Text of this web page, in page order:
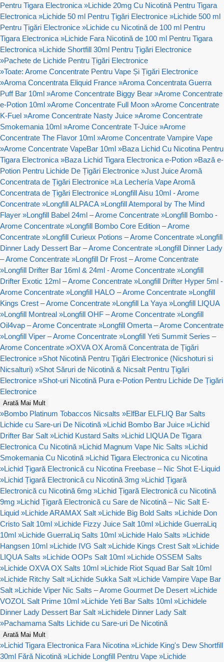
Pentru Tigara Electronica »Lichide 20mg Cu Nicotină Pentru Tigara
Electronica »Lichide 50 ml Pentru Țigări Electronice »Lichide 500 ml
Pentru Țigări Electronice »Lichide cu Nicotină de 100 ml Pentru
Tigara Electronica »Lichide Fara Nicotină de 100 ml Pentru Tigara
Electronica »Lichide Shortfill 30ml Pentru Țigări Electronice
»Pachete de Lichide Pentru Țigări Electronice
»Toate: Arome Concentrate Pentru Vape Și Țigări Electronice
»Aroma Concentrata Eliquid France »Aroma Concentrata Guerra
Puff Bar 10ml »Arome Concentrate Biggy Bear »Arome Concentrate
e-Potion 10ml »Arome Concentrate Full Moon »Arome Concentrate
K-Fuel »Arome Concentrate Nasty Juice »Arome Concentrate
Smokemania 10ml »Arome Concentrate T-Juice »Arome
Concentrate The Flavor 10ml »Arome Concentrate Vampire Vape
»Arome Concentrate VapeBar 10ml »Baza Lichid Cu Nicotina Pentru
Tigara Electronica »Baza Lichid Tigara Electronica e-Potion »Bază e-
Potion Pentru Lichide De Țigări Electronice »Just Juice Aromă
Concentrata de Țigări Electronice »La Lechería Vape Aromă
Concentrata de Țigări Electronice »Longfill Aisu 10ml - Arome
Concentrate »Longfill ALPACA »Longfill Atemporal by The Mind
Flayer »Longfill Babel 24ml – Arome Concentrate »Longfill Bombo -
Arome Concentrate »Longfill Bombo Core Edition – Arome
Concentrate »Longfill Curieux Potions – Arome Concentrate »Longfill
Dinner Lady Dessert Bar – Arome Concentrate »Longfill Dinner Lady
– Arome Concentrate »Longfill Dr Frost – Arome Concentrate
»Longfill Drifter Bar 16ml & 24ml - Arome Concentrate »Longfill
Drifter Exotic 12ml – Arome Concentrate »Longfill Drifter Hyper 5ml -
Arome Concentrate »Longfill HALO – Arome Concentrate »Longfill
Kings Crest – Arome Concentrate »Longfill La Yaya »Longfill LIQUA
»Longfill Montreal »Longfill OHF – Arome Concentrate »Longfill
Oil4vap – Arome Concentrate »Longfill Omerta – Arome Concentrate
»Longfill Viper – Arome Concentrate »Longfill Yeti Summit Series –
Arome Concentrate »OXVA OX Aromă Concentrata de Țigări
Electronice »Shot Nicotină Pentru Țigări Electronice (Nicshoturi si
Nicsalturi) »Shot Săruri de Nicotină & Nicsalt Pentru Țigări
Electronice »Shot-uri Nicotină Pura e-Potion Pentru Lichide De Țigări
Electronice
Arată Mai Mult
»Bombo Platinum Tobaccos Nicsalts »ElfBar ELFLIQ Bar Salts
Lichide cu Sare-uri De Nicotină »Lichid Bombo Bar Juice »Lichid
Drifter Bar Salt »Lichid Kustard Salts »Lichid LIQUA De Tigara
Electronica Cu Nicotină »Lichid Magnum Vape Nic Salts »Lichid
Smokemania Cu Nicotină »Lichid Tigara Electronica cu Nicotina
»Lichid Țigară Electronică cu Nicotina Freebase – Nic Shot E-Liquid
»Lichid Țigară Electronică cu Nicotină 3mg »Lichid Țigară
Electronică cu Nicotină 6mg »Lichid Țigară Electronică cu Nicotină
9mg »Lichid Țigară Electronică cu Sare de Nicotină – Nic Salt E-
Liquid »Lichide ARAMAX Salt »Lichide Big Bold Salts »Lichide Don
Cristo Salt 10ml »Lichide Fizzy Juice Salt 10ml »Lichide GuerraLiq
10ml »Lichide GuerraLiq Salts 10ml »Lichide Halo Salts »Lichide
Hangsen 10ml »Lichide IVG Salt »Lichide Kings Crest Salt »Lichide
LIQUA Salts »Lichide OOPs Salt 10ml »Lichide OSSEM Salts
»Lichide OXVA OX Salts 10ml »Lichide Riot Squad Bar Salt 10ml
»Lichide Ritchy Salt »Lichide Sukka Salt »Lichide Vampire Vape Bar
Salt »Lichide Viper Nic Salts – Arome Gourmet De Desert »Lichide
VOZOL Salt Prime 10ml »Lichide Yeti Bar Salts 10ml »Lichidele
Dinner Lady Dessert Bar Salt »Lichidele Dinner Lady Salt
»Pachamama Salts Lichide cu Sare-uri De Nicotină
Arată Mai Mult
»Lichid Tigara Electronica Fara Nicotina »Lichide King's Dew Shortfill
30ml Fără Nicotină »Lichide Longfill Pentru Vape »Lichide